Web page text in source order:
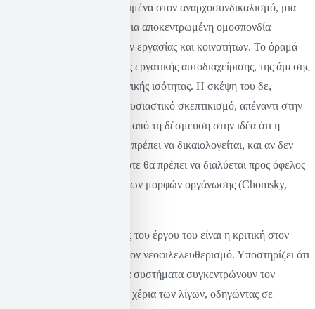
αναρχισμό και πιο συγκεκριμένα στον αναρχοσυνδικαλισμό, μια
υπόθεση που υποστηρίζει μια αποκεντρωμένη ομοσπονδία
αυτοδιαχειριζόμενων χώρων εργασίας και κοινοτήτων. Το όραμά
του βασίζεται στις αρχές της εργατικής αυτοδιαχείρισης, της άμεσης
δημοκρατίας και της κοινωνικής ισότητας. Η σκέψη του δε,
χαρακτηρίζεται από βαθύ, ουσιαστικό σκεπτικισμό, απέναντι στην
ιεραρχική εξουσία αλλά και από τη δέσμευση στην ιδέα ότι η
εξουσία για να είναι νόμιμη πρέπει να δικαιολογείται, και αν δεν
μπορεί να δικαιολογηθεί, τότε θα πρέπει να διαλύεται προς όφελος
πιο συμμετοχικών και δίκαιων μορφών οργάνωσης (Chomsky,
Μία από τις κεντρικές αρχές του έργου του είναι η κριτική στον
κρατικό καπιταλισμό και στον νεοφιλελευθερισμό. Υποστηρίζει ότι
αυτά τα οικονομικοπολιτικά συστήματα συγκεντρώνουν τον
πλούτο και την εξουσία στα χέρια των λίγων, οδηγώντας σε